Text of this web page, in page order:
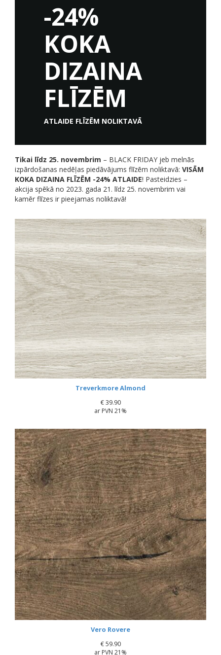
-24%
KOKA
DIZAINA
FLĪZĒM
ATLAIDE FLĪZĒM NOLIKTAVĀ
Tikai līdz 25. novembrim – BLACK FRIDAY jeb melnās
izpārdošanas nedēļas piedāvājums flīzēm noliktavā: VISĀM
KOKA DIZAINA FLĪZĒM -24% ATLAIDE! Pasteidzies –
akcija spēkā no 2023. gada 21. līdz 25. novembrim vai
kamēr flīzes ir pieejamas noliktavā!
Treverkmore Almond
€39.90
ar PVN 21%
Vero Rovere
€59.90
ar PVN 21%